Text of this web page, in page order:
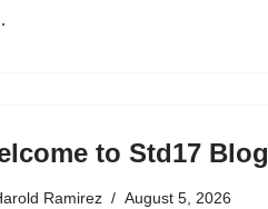
to Std17 Blog
Ramirez August 5, 2026